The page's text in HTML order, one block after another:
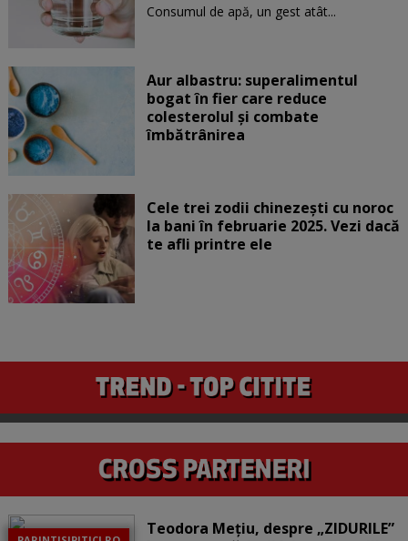
Consumul de apă, un gest atât...
Aur albastru: superalimentul
bogat în fier care reduce
colesterolul și combate
îmbătrânirea
Cele trei zodii chinezești cu noroc
la bani în februarie 2025. Vezi dacă
te afli printre ele
Teodora Mețiu, despre „ZIDURILE”